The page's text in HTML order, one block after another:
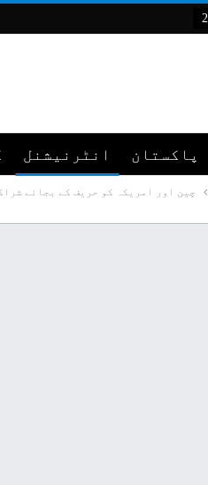
پاکستان انٹرنیشنل
چین اور امریکہ کو حریف کے بجائے